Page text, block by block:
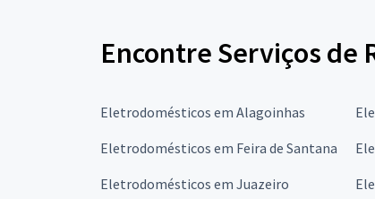
Encontre Serviços de
Eletrodomésticos em Alagoinhas
Eletrodomésticos em Feira de Santana
Eletrodomésticos em Juazeiro